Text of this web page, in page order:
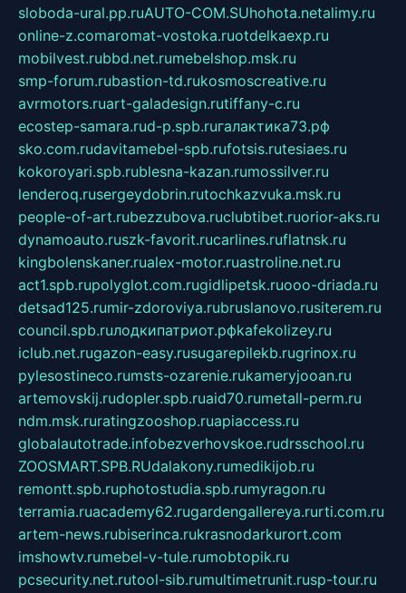
sloboda-ural.pp.ruAUTO-COM.SUhohota.netalimy.ru
online-z.comaromat-vostoka.ruotdelkaexp.ru
mobilvest.rubbd.net.rumebelshop.msk.ru
smp-forum.rubastion-td.rukosmoscreative.ru
avrmotors.ruart-galadesign.rutiffany-c.ru
ecostep-samara.rud-p.spb.ruгалактика73.рф
sko.com.rudavitamebel-spb.rufotsis.rutesiaes.ru
kokoroyari.spb.rublesna-kazan.rumossilver.ru
lenderoq.rusergeydobrin.rutochkazvuka.msk.ru
people-of-art.rubezzubova.ruclubtibet.ruorior-aks.ru
dynamoauto.ruszk-favorit.rucarlines.ruflatnsk.ru
kingbolenskaner.rualex-motor.ruastroline.net.ru
act1.spb.rupolyglot.com.rugidlipetsk.ruooo-driada.ru
detsad125.rumir-zdoroviya.rubruslanovo.rusiterem.ru
council.spb.ruлодкипатриот.рфkafekolizey.ru
iclub.net.rugazon-easy.rusugarepilekb.rugrinox.ru
pylesostineco.rumsts-ozarenie.rukameryjooan.ru
artemovskij.rudopler.spb.ruaid70.rumetall-perm.ru
ndm.msk.ruratingzooshop.ruapiaccess.ru
globalautotrade.infobezverhovskoe.rudrsschool.ru
ZOOSMART.SPB.RUdalakony.rumedikijob.ru
remontt.spb.ruphotostudia.spb.rumyragon.ru
terramia.ruacademy62.rugardengallereya.rurti.com.ru
artem-news.rubiserinca.rukrasnodarkurort.com
imshowtv.rumebel-v-tule.rumobtopik.ru
pcsecurity.net.rutool-sib.rumultimetrunit.rusp-tour.ru